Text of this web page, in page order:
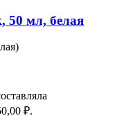
50 мл, белая
₽.